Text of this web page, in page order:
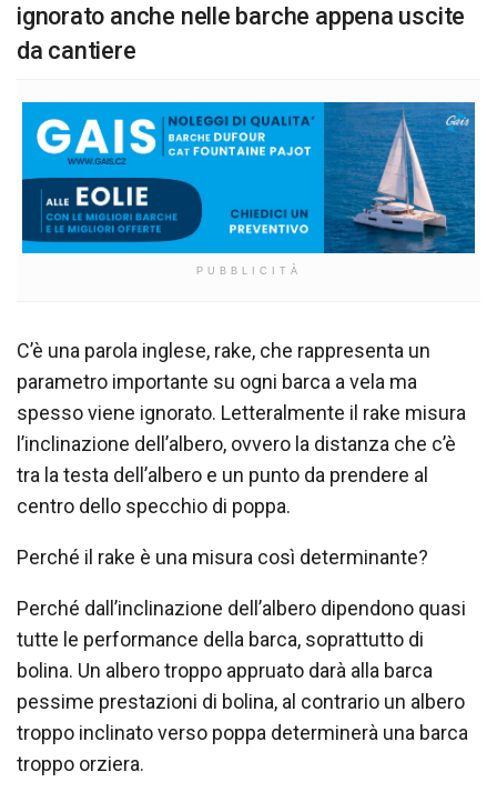
ignorato anche nelle barche appena uscite
da cantiere
PUBBLICITÀ
C’è una parola inglese, rake, che rappresenta un
parametro importante su ogni barca a vela ma
spesso viene ignorato. Letteralmente il rake misura
l’inclinazione dell’albero, ovvero la distanza che c’è
tra la testa dell’albero e un punto da prendere al
centro dello specchio di poppa.
Perché il rake è una misura così determinante?
Perché dall’inclinazione dell’albero dipendono quasi
tutte le performance della barca, soprattutto di
bolina. Un albero troppo appruato darà alla barca
pessime prestazioni di bolina, al contrario un albero
troppo inclinato verso poppa determinerà una barca
troppo orziera.